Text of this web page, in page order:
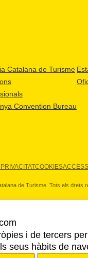
Catalana de Turisme
Convention Bureau
COOKIES
de Turisme. Tots els drets
i de tercers
seus hàbits de